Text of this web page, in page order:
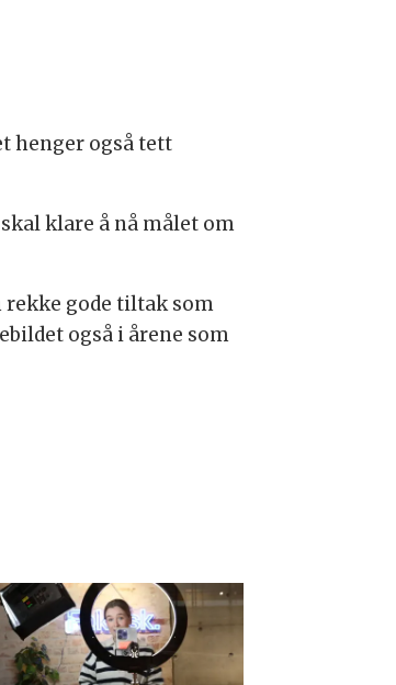
henger også tett
klare å nå målet om
rekke gode tiltak som
også i årene som